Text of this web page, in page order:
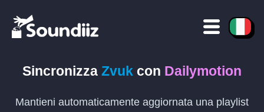
Sincronizza Zvuk con Dailymotion
Mantieni automaticamente aggiornata una playlist